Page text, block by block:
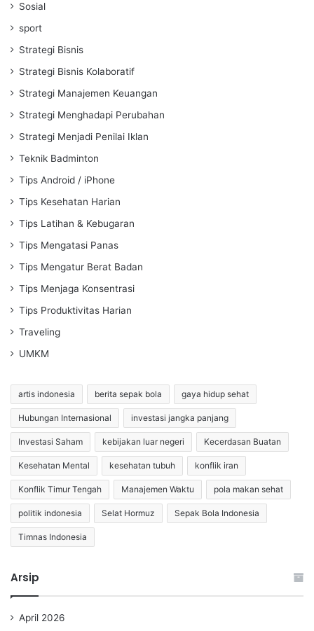
Sosial
sport
Strategi Bisnis
Strategi Bisnis Kolaboratif
Strategi Manajemen Keuangan
Strategi Menghadapi Perubahan
Strategi Menjadi Penilai Iklan
Teknik Badminton
Tips Android / iPhone
Tips Kesehatan Harian
Tips Latihan & Kebugaran
Tips Mengatasi Panas
Tips Mengatur Berat Badan
Tips Menjaga Konsentrasi
Tips Produktivitas Harian
Traveling
UMKM
artis indonesia berita sepak bola gaya hidup sehat
Hubungan Internasional investasi jangka panjang
Investasi Saham kebijakan luar negeri Kecerdasan Buatan
Kesehatan Mental kesehatan tubuh konflik iran
Konflik Timur Tengah Manajemen Waktu pola makan sehat
politik indonesia Selat Hormuz Sepak Bola Indonesia
Timnas Indonesia
Arsip
April 2026